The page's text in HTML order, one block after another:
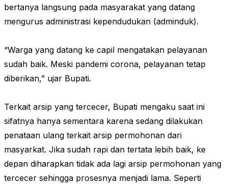
bertanya langsung pada masyarakat yang datang
mengurus administrasi kependudukan (adminduk).
“Warga yang datang ke capil mengatakan pelayanan
sudah baik. Meski pandemi corona, pelayanan tetap
diberikan,” ujar Bupati.
Terkait arsip yang tercecer, Bupati mengaku saat ini
sifatnya hanya sementara karena sedang dilakukan
penataan ulang terkait arsip permohonan dari
masyarkat. Jika sudah rapi dan tertata lebih baik, ke
depan diharapkan tidak ada lagi arsip permohonan yang
tercecer sehingga prosesnya menjadi lama. Seperti